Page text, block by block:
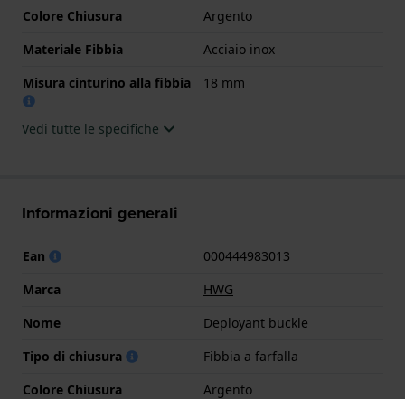
Colore Chiusura
Argento
Materiale Fibbia
Acciaio inox
Misura cinturino alla fibbia
18 mm
Vedi tutte le specifiche
Informazioni generali
Ean
000444983013
Marca
HWG
Nome
Deployant buckle
Tipo di chiusura
Fibbia a farfalla
Colore Chiusura
Argento